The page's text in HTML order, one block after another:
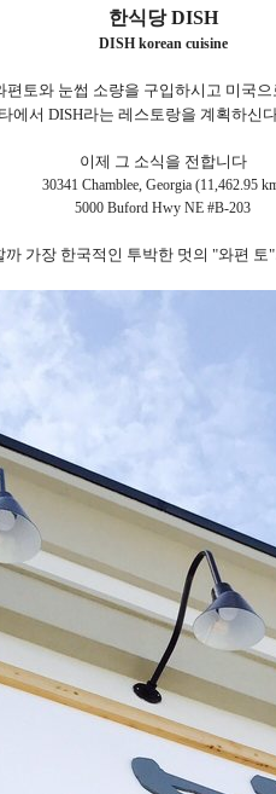
한식당 DISH
DISH korean cuisine
편토와 눈썹 소량을 구입하시고 미국
에서 DISH라는 레스토랑을 계획하신
이제 그 소식을 전합니다
30341 Chamblee, Georgia (11,462.95
5000 Buford Hwy NE #B-203
가장 한국적인 투박한 멋의 "와편